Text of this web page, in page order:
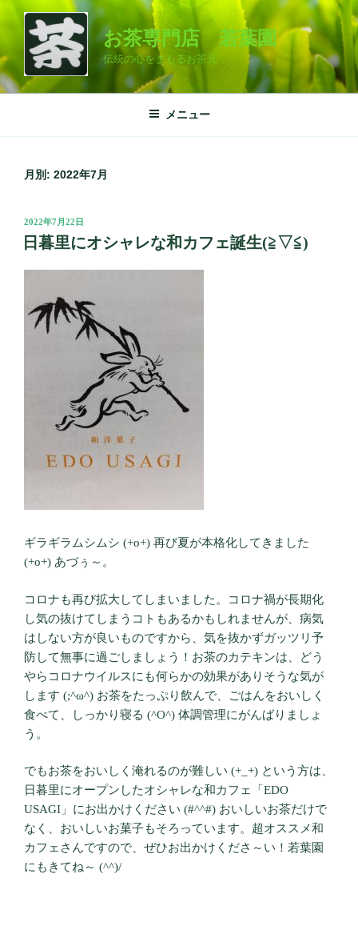
ン
ツ
お茶専門店 若葉園
伝統の心をまもるお茶元
メニュー
月別: 2022年7月
投
稿
日:
2022年7月22日
日暮里にオシャレな和カフェ誕生(≧▽≦)
ギラギラムシムシ (+o+) 再び夏が本格化してきました
(+o+) あづぅ～。
コロナも再び拡大してしまいました。コロナ禍が長期化
し気の抜けてしまうコトもあるかもしれませんが、病気
はしない方が良いものですから、気を抜かずガッツリ予
防して無事に過ごしましょう！お茶のカテキンは、どう
やらコロナウイルスにも何らかの効果がありそうな気が
します (;^ω^) お茶をたっぷり飲んで、ごはんをおいしく
食べて、しっかり寝る (^O^) 体調管理にがんばりましょ
う。
でもお茶をおいしく淹れるのが難しい (+_+) という方は、
日暮里にオープンしたオシャレな和カフェ「EDO
USAGI」にお出かけください (#^^#) おいしいお茶だけで
なく、おいしいお菓子もそろっています。超オススメ和
カフェさんですので、ぜひお出かけくださ～い！若葉園
にもきてね～ (^^)/